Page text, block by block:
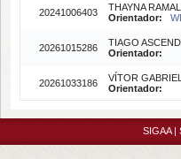
20241006403
THAYNA
Orientador:
20261015286
TIAGO
Orientador:
20261033186
VÍTOR
Orientador:
SIGAA |